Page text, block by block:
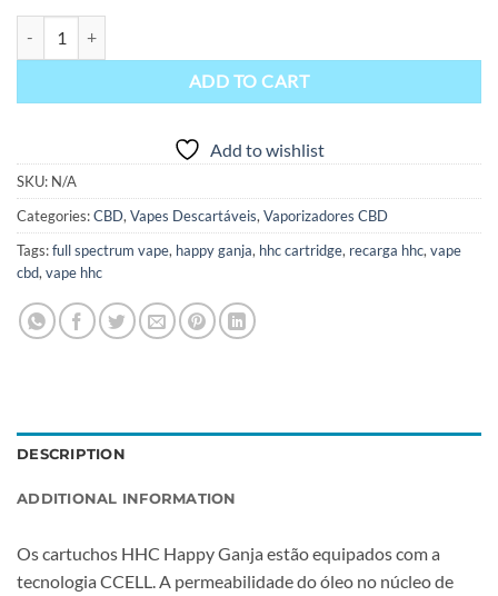
ADD TO CART
Add to wishlist
SKU: N/A
Categories:CBD, Vapes Descartáveis, Vaporizadores CBD
Tags:full spectrum vape, happy ganja, hhc cartridge, recarga hhc, vape
cbd, vape hhc
DESCRIPTION
ADDITIONAL INFORMATION
Os cartuchos HHC Happy Ganja estão equipados com a
tecnologia CCELL. A permeabilidade do óleo no núcleo de